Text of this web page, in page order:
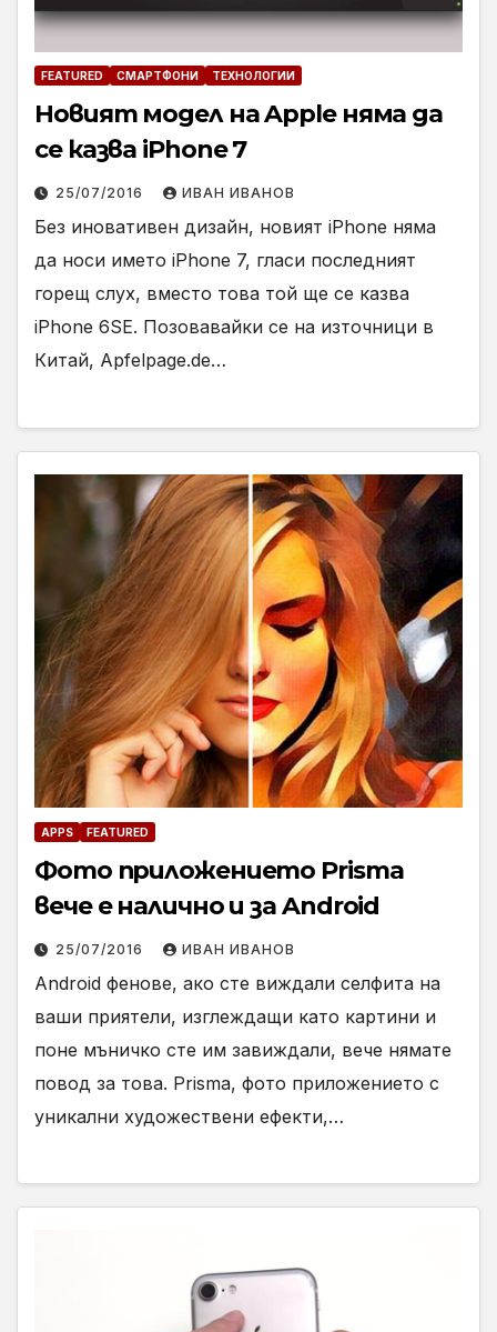
FEATURED СМАРТФОНИ ТЕХНОЛОГИИ
Новият модел на Apple няма да
се казва iPhone 7
25/07/2016 ИВАН ИВАНОВ
Без иновативен дизайн, новият iPhone няма
да носи името iPhone 7, гласи последният
горещ слух, вместо това той ще се казва
iPhone 6SE. Позовавайки се на източници в
Китай, Apfelpage.de…
APPS FEATURED
Фото приложението Prisma
вече е налично и за Android
25/07/2016 ИВАН ИВАНОВ
Android фенове, ако сте виждали селфита на
ваши приятели, изглеждащи като картини и
поне мъничко сте им завиждали, вече нямате
повод за това. Prisma, фото приложението с
уникални художествени ефекти,…